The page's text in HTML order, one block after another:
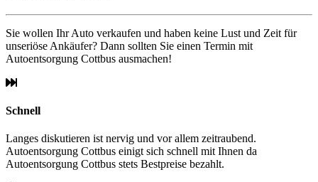
Sie wollen Ihr Auto verkaufen und haben keine Lust und Zeit für
unseriöse Ankäufer? Dann sollten Sie einen Termin mit
Autoentsorgung Cottbus ausmachen!
Schnell
Langes diskutieren ist nervig und vor allem zeitraubend.
Autoentsorgung Cottbus einigt sich schnell mit Ihnen da
Autoentsorgung Cottbus stets Bestpreise bezahlt.